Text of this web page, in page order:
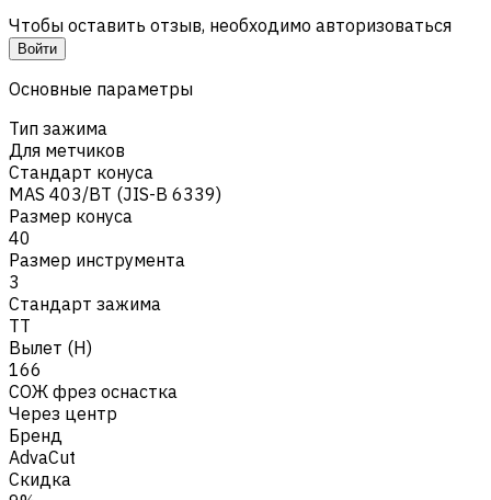
Чтобы оставить отзыв, необходимо авторизоваться
Войти
Основные параметры
Тип зажима
Для метчиков
Стандарт конуса
MAS 403/BT (JIS-B 6339)
Размер конуса
40
Размер инструмента
3
Стандарт зажима
TT
Вылет (H)
166
СОЖ фрез оснастка
Через центр
Бренд
AdvaCut
Скидка